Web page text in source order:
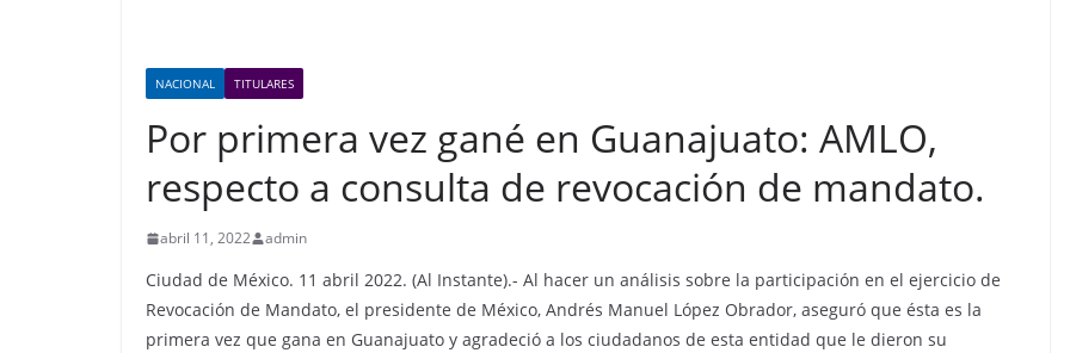
NACIONAL TITULARES
Por primera vez gané en Guanajuato: AMLO,
respecto a consulta de revocación de mandato.
abril 11, 2022 admin
Ciudad de México. 11 abril 2022. (Al Instante).- Al hacer un análisis sobre la participación en el ejercicio de
Revocación de Mandato, el presidente de México, Andrés Manuel López Obrador, aseguró que ésta es la
primera vez que gana en Guanajuato y agradeció a los ciudadanos de esta entidad que le dieron su